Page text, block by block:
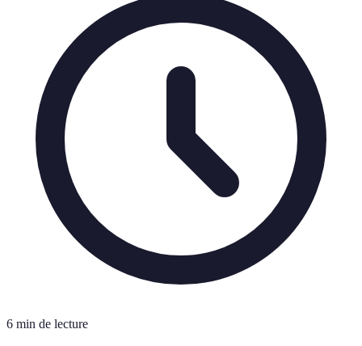
6 min de lecture